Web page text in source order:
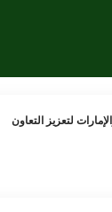
لتعزيز التعاون